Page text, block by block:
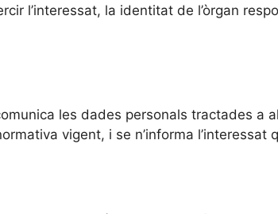
l’interessat, la identitat de l’òrgan
les dades personals tractades a
vigent, i se n’informa l’interessat